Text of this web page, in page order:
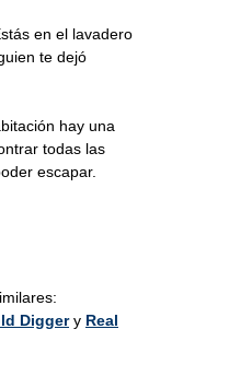
en el lavadero
te dejó
hay una
todas las
escapar.
Diggery Real